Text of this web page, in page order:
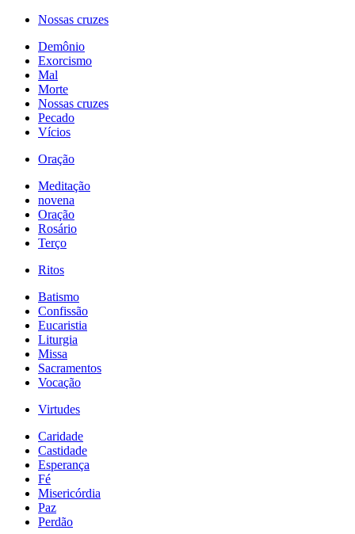
Nossas cruzes
Demônio
Exorcismo
Mal
Morte
Nossas cruzes
Pecado
Vícios
Oração
Meditação
novena
Oração
Rosário
Terço
Ritos
Batismo
Confissão
Eucaristia
Liturgia
Missa
Sacramentos
Vocação
Virtudes
Caridade
Castidade
Esperança
Fé
Misericórdia
Paz
Perdão